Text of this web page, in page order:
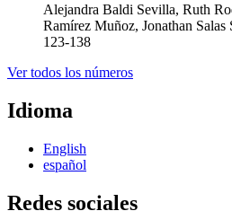
Alejandra Baldi Sevilla, Ruth
Ramírez Muñoz, Jonathan
123-138
Ver todos los números
Idioma
English
español
Redes sociales